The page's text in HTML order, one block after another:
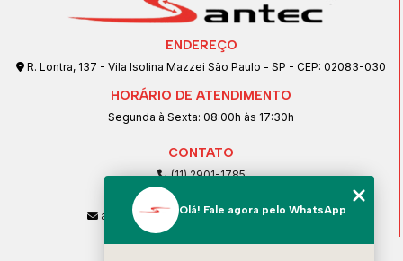
ENDEREÇO
R. Lontra, 137 - Vila Isolina Mazzei São Paulo - SP - CEP: 02083-030
HORÁRIO DE ATENDIMENTO
Segunda à Sexta: 08:00h às 17:30h
CONTATO
(11) 2901-1785
(11) 99239-1832
atendimento@santeccopiadoras.com.br
Olá! Fale agora pelo WhatsApp